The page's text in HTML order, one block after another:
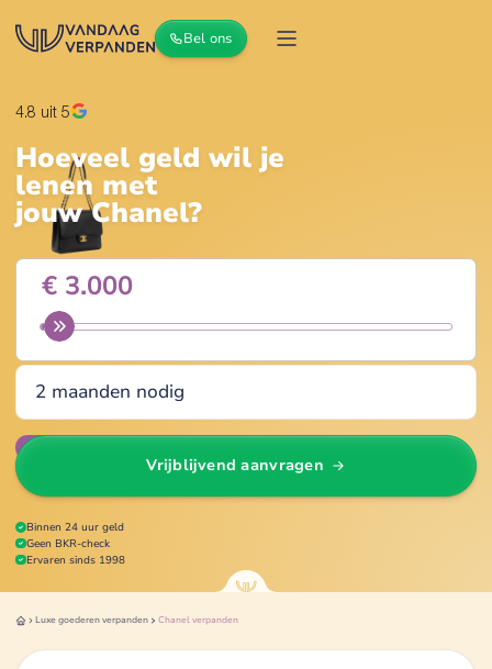
Bel ons
4.8 uit 5
Hoeveel geld wil je
lenen met
jouw Chanel?
Wijzig
Vrijblijvend aanvragen
Binnen 24 uur geld
Geen BKR-check
Ervaren sinds 1998
Luxe goederen verpanden Chanelverpanden